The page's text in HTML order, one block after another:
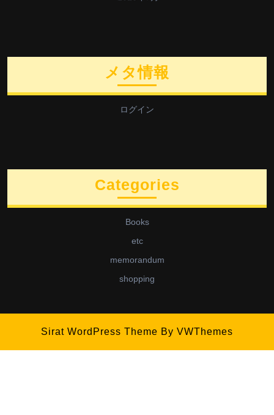
メタ情報
ログイン
Categories
Books
etc
memorandum
shopping
Sirat WordPress Theme By VWThemes